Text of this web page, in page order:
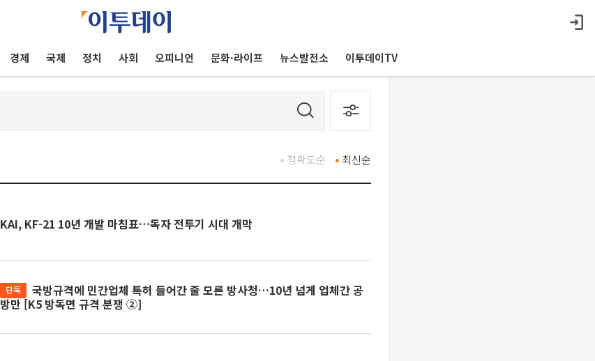
경제 국제 정치 사회 오피니언 문화·라이프 뉴스발전소 이투데이TV
최신순
정확도순
KAI, KF-21 10년 개발 마침표…독자 전투기 시대 개막
단독
국방규격에 민간업체 특허 들어간 줄 모른 방사청…10년 넘게 업체간 공
방만 [K5 방독면 규격 분쟁 ②]